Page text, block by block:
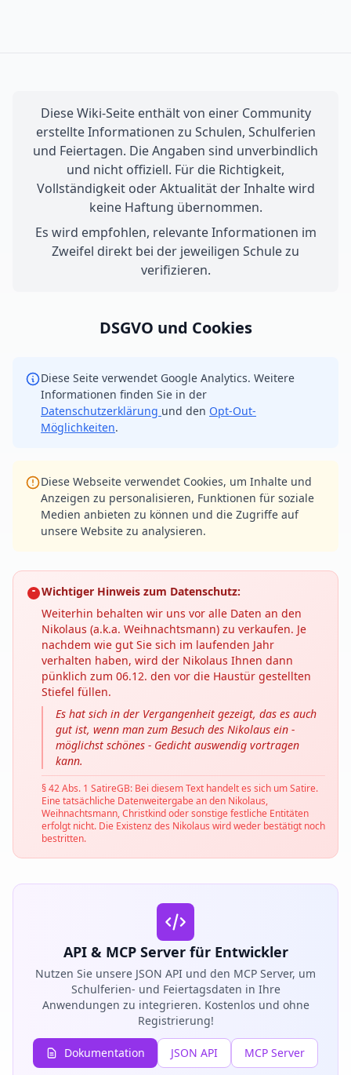
Diese Wiki-Seite enthält von einer Community
erstellte Informationen zu Schulen, Schulferien
und Feiertagen. Die Angaben sind unverbindlich
und nicht offiziell. Für die Richtigkeit,
Vollständigkeit oder Aktualität der Inhalte wird
keine Haftung übernommen.
Es wird empfohlen, relevante Informationen im
Zweifel direkt bei der jeweiligen Schule zu
verifizieren.
DSGVO und Cookies
Diese Seite verwendet Google Analytics. Weitere
Informationen finden Sie in der
Datenschutzerklärung und den Opt-Out-
Möglichkeiten.
Diese Webseite verwendet Cookies, um Inhalte und
Anzeigen zu personalisieren, Funktionen für soziale
Medien anbieten zu können und die Zugriffe auf
unsere Website zu analysieren.
Wichtiger Hinweis zum Datenschutz:
Weiterhin behalten wir uns vor alle Daten an den
Nikolaus (a.k.a. Weihnachtsmann) zu verkaufen. Je
nachdem wie gut Sie sich im laufenden Jahr
verhalten haben, wird der Nikolaus Ihnen dann
pünklich zum 06.12. den vor die Haustür gestellten
Stiefel füllen.
Es hat sich in der Vergangenheit gezeigt, das es auch
gut ist, wenn man zum Besuch des Nikolaus ein -
möglichst schönes - Gedicht auswendig vortragen
kann.
§ 42 Abs. 1 SatireGB: Bei diesem Text handelt es sich um Satire.
Eine tatsächliche Datenweitergabe an den Nikolaus,
Weihnachtsmann, Christkind oder sonstige festliche Entitäten
erfolgt nicht. Die Existenz des Nikolaus wird weder bestätigt noch
bestritten.
API & MCP Server für Entwickler
Nutzen Sie unsere JSON API und den MCP Server, um
Schulferien- und Feiertagsdaten in Ihre
Anwendungen zu integrieren. Kostenlos und ohne
Registrierung!
Dokumentation JSON API MCP Server